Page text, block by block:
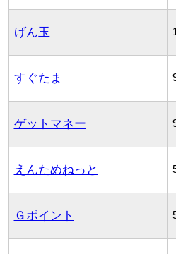
げん玉
すぐたま
ゲットマネー
えんためねっと
Ｇポイント